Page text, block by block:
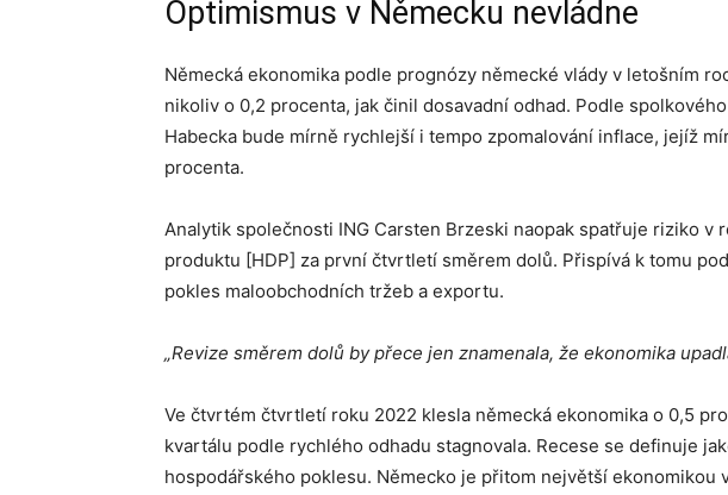
Optimismus v Německu nevládne
Německá ekonomika podle prognózy německé vlády v letošním
nikoliv o 0,2 procenta, jak činil dosavadní odhad. Podle
Habecka bude mírně rychlejší i tempo zpomalování inflace, jejíž
procenta.
Analytik společnosti ING Carsten Brzeski naopak spatřuje riziko v
produktu [HDP] za první čtvrtletí směrem dolů. Přispívá k tomu
pokles maloobchodních tržeb a exportu.
„Revize směrem dolů by přece jen znamenala, že ekonomika
Ve čtvrtém čtvrtletí roku 2022 klesla německá ekonomika o 0,5
kvartálu podle rychlého odhadu stagnovala. Recese se definuje
hospodářského poklesu. Německo je přitom největší ekonomikou